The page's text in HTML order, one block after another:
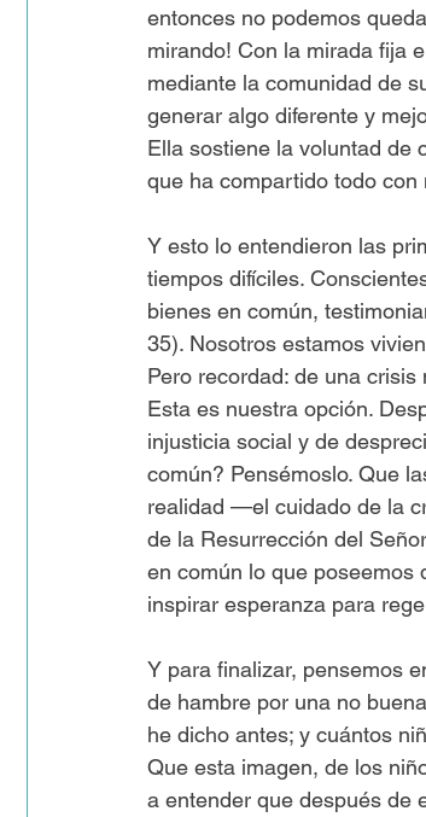
entonces no podemos
mirando! Con la mirada fija
mediante la comunidad de
generar algo diferente y
Ella sostiene la voluntad de
que ha compartido todo con
Y esto lo entendieron las
tiempos difíciles.
bienes en común,
35). Nosotros estamos
Pero recordad: de una
Esta es nuestra opción.
injusticia social y de
común? Pensémoslo. Que
realidad —el cuidado de la
de la Resurrección del
en común lo que poseemos
inspirar esperanza para
Y para finalizar, pensemos
de hambre por una no
he dicho antes; y cuántos
Que esta imagen, de los
a entender que después de